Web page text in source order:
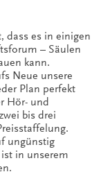
dass es in einigen
– Säulen
kann.
Neue unsere
Plan perfekt
Hör- und
bis drei
ungünstig
in unserem